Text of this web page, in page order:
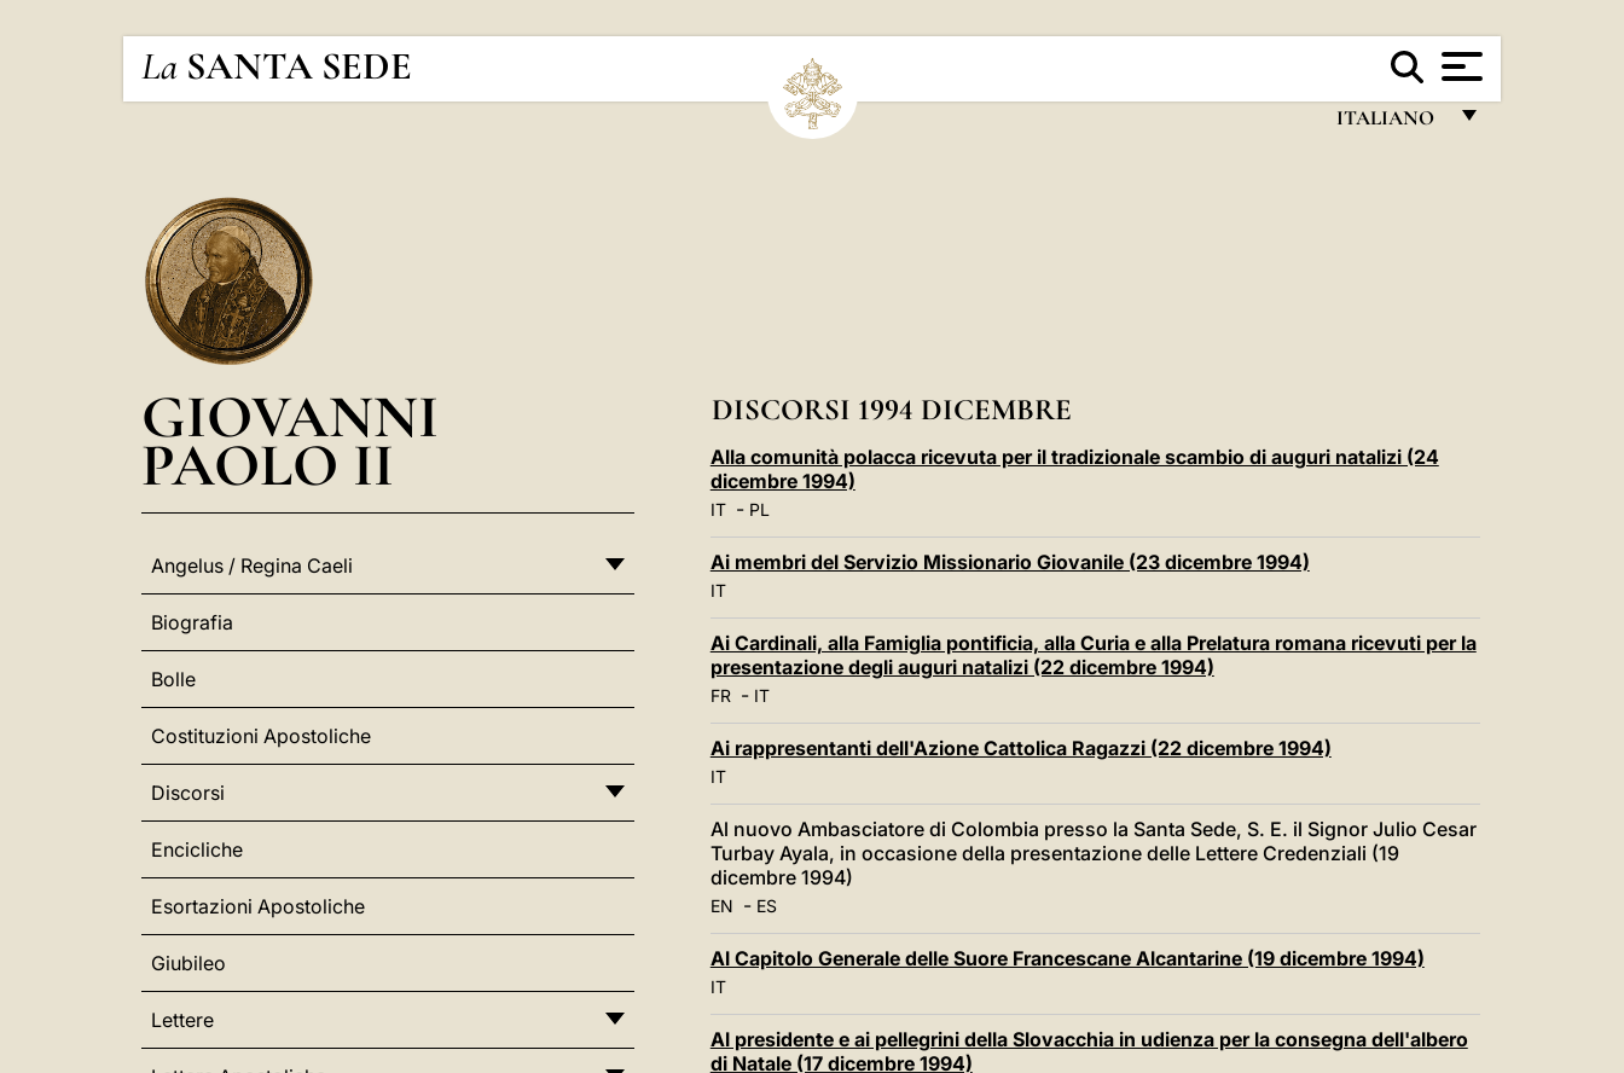
La SANTA SEDE
ITALIANO
POLSKI
中文
GIOVANNI
PAOLO II
Angelus / Regina Caeli
Biografia
Bolle
Costituzioni Apostoliche
Discorsi
Encicliche
Esortazioni Apostoliche
Giubileo
Lettere
DISCORSI 1994 DICEMBRE
Alla comunità polacca ricevuta per il tradizionale scambio di auguri natalizi (24
dicembre 1994)
IT- PL
Ai membri del Servizio Missionario Giovanile (23 dicembre 1994)
IT
Ai Cardinali, alla Famiglia pontificia, alla Curia e alla Prelatura romana ricevuti per la
presentazione degli auguri natalizi (22 dicembre 1994)
FR- IT
Ai rappresentanti dell'Azione Cattolica Ragazzi (22 dicembre 1994)
IT
Al nuovo Ambasciatore di Colombia presso la Santa Sede, S. E. il Signor Julio Cesar
Turbay Ayala, in occasione della presentazione delle Lettere Credenziali (19
dicembre 1994)
EN - ES
Al Capitolo Generale delle Suore Francescane Alcantarine (19 dicembre 1994)
IT
Al presidente e ai pellegrini della Slovacchia in udienza per la consegna dell'albero
di Natale (17 dicembre 1994)